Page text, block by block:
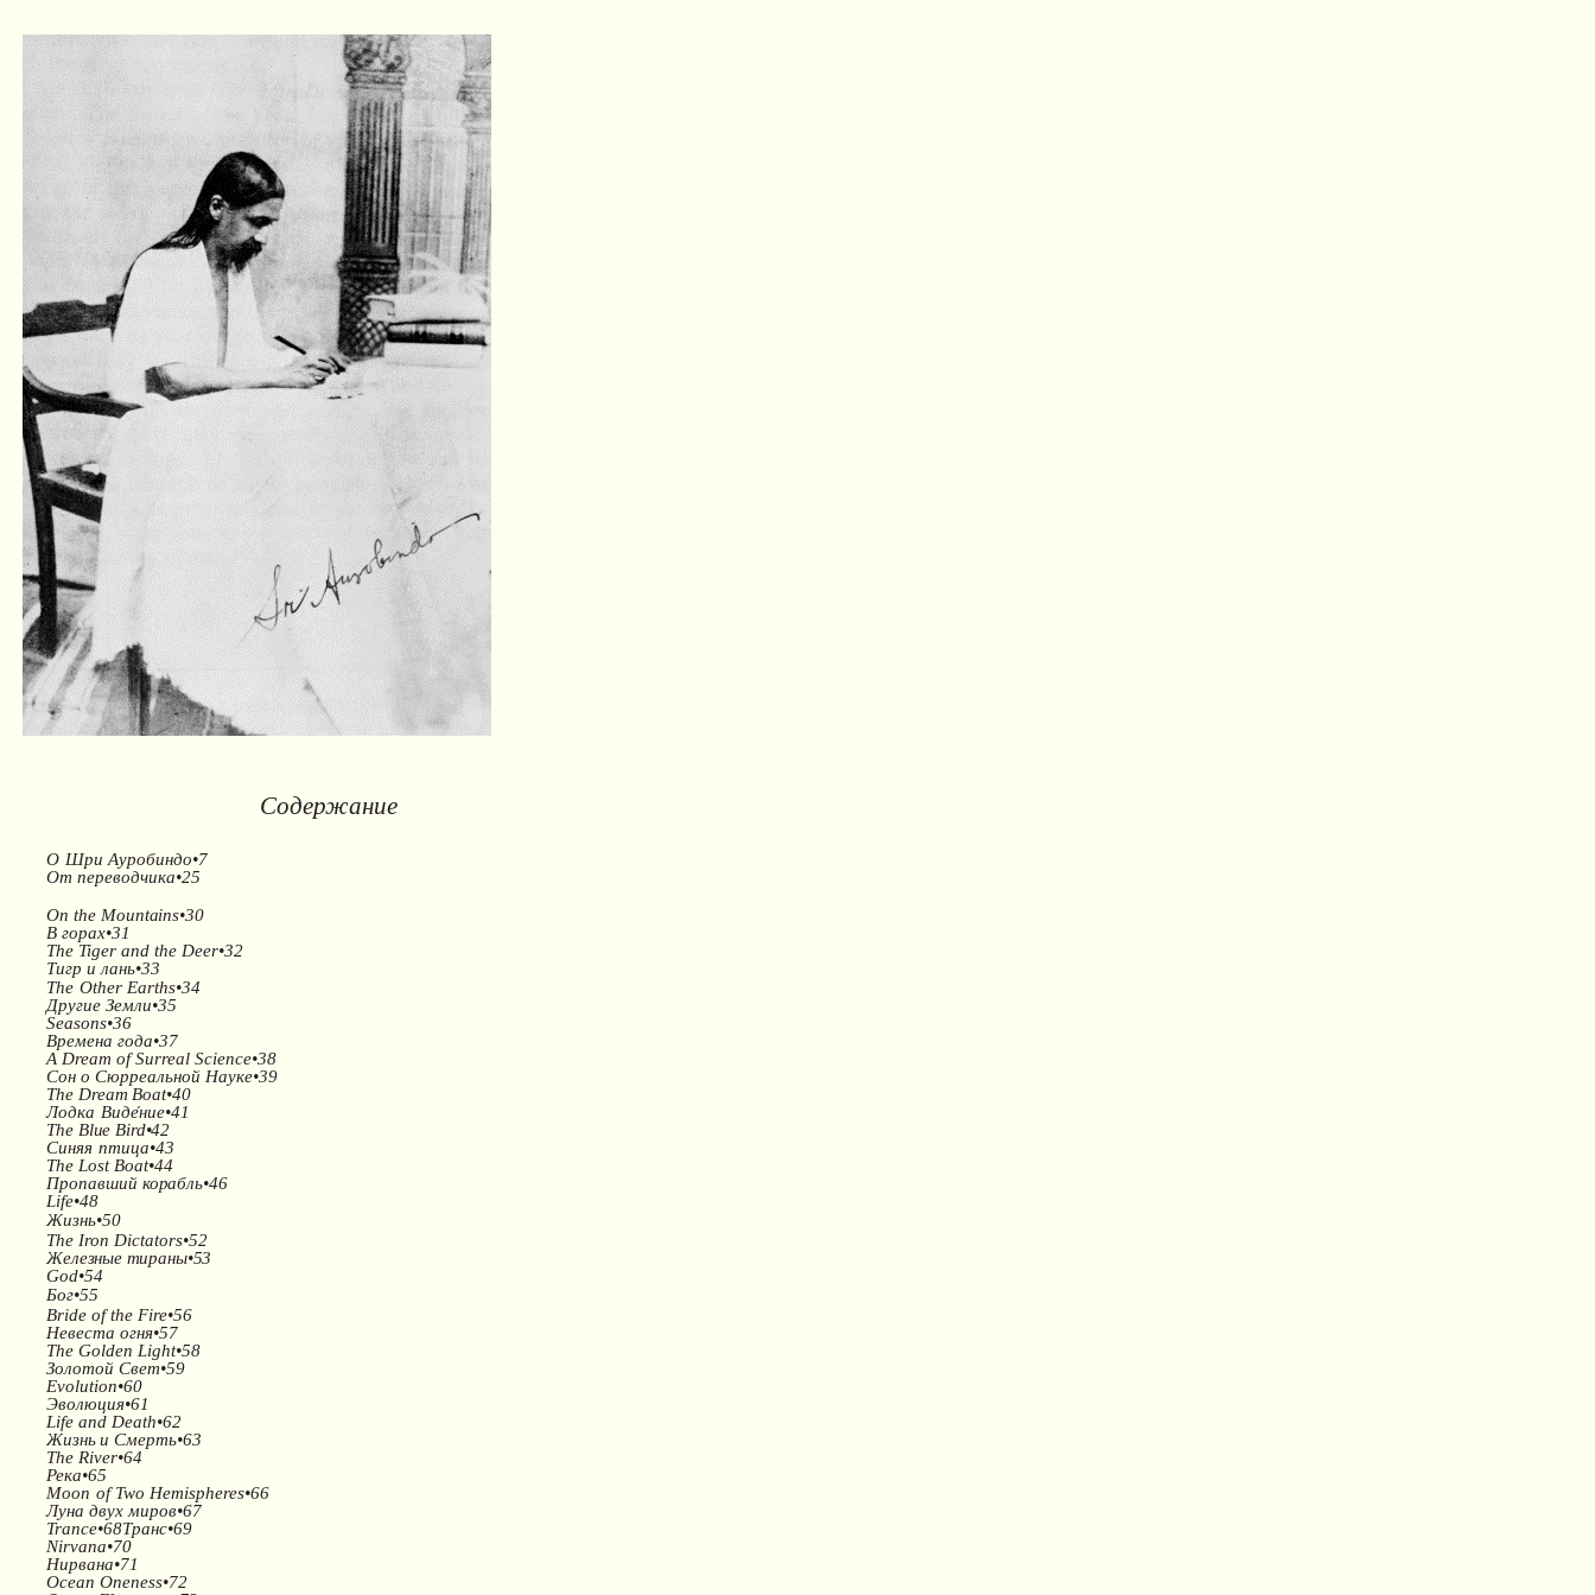
Содержание
О Шри Ауробиндо•7
От переводчика•25
On the Mountains•30
В горах•31
The Tiger and the Deer•32
Тигр и лань•33
The Other Earths•34
Другие Земли•35
Seasons•36
Времена года•37
A Dream of Surreal Science•38
Сон о Сюрреальной Науке•39
The Dream Boat•40
Лодка Видение•41
The Blue Bird•42
Синяя птица•43
The Lost Boat•44
Пропавший корабль•46
Life•48
Жизнь•50
The Iron Dictators•52
Железные тираны•53
God•54
Бог•55
Bride of the Fire•56
Невеста огня•57
The Golden Light•58
Золотой Свет•59
Evolution•60
Эволюция•61
Life and Death•62
Жизнь и Смерть•63
The River•64
Река•65
Moon of Two Hemispheres•66
Луна двух миров•67
Trance•68Транс•69
Nirvana•70
Нирвана•71
Ocean Oneness•72